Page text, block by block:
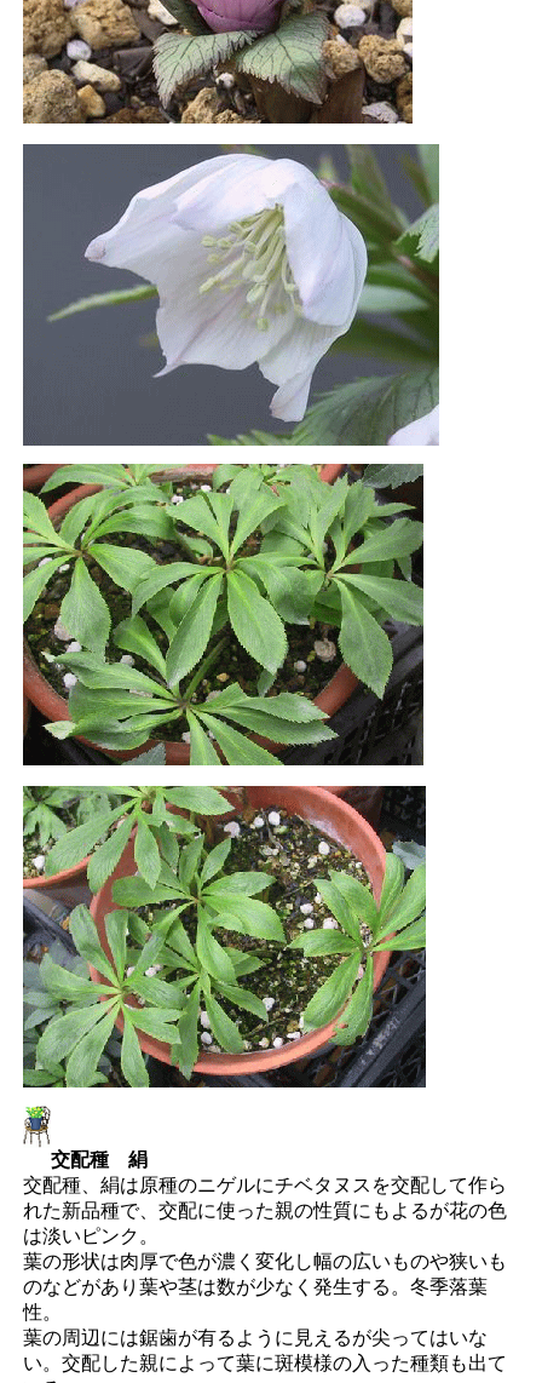
交配種 絹
交配種、絹は原種のニゲルにチベタヌスを交配して作ら
れた新品種で、交配に使った親の性質にもよるが花の色
は淡いピンク。
葉の形状は肉厚で色が濃く変化し幅の広いものや狭いも
のなどがあり葉や茎は数が少なく発生する。冬季落葉
性。
葉の周辺には鋸歯が有るように見えるが尖ってはいな
い。交配した親によって葉に斑模様の入った種類も出て